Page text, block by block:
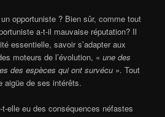
opportuniste ? Bien sûr, comme tout
a-t-il mauvaise réputation? Il
essentielle, savoir s’adapter aux
moteurs de l’évolution, «une des
des espèces qui ont survécu ». Tout
aigüe de ses intérêts.
elle eu des conséquences néfastes